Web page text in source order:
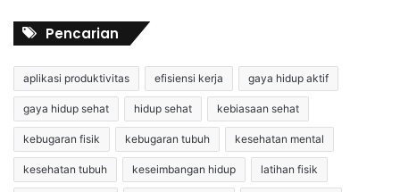
Pencarian
aplikasi produktivitas efisiensi kerja gaya hidup aktif
gaya hidup sehat hidup sehat kebiasaan sehat
kebugaran fisik kebugaran tubuh kesehatan mental
kesehatan tubuh keseimbangan hidup latihan fisik